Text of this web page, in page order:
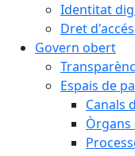
Identitat
Dret
Govern obert
Espais de
Canals
Òrgans